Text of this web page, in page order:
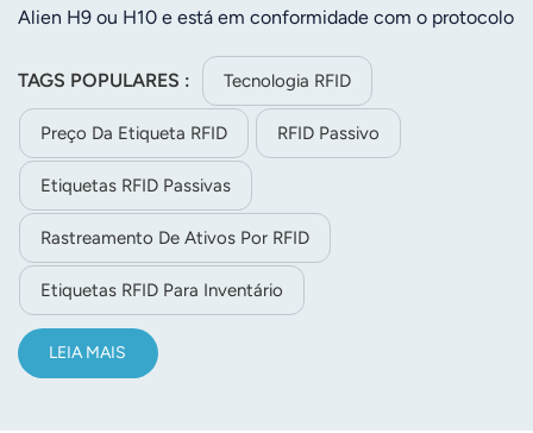
Alien H9 ou H10 e está em conformidade com o protocolo
960MHz. Fabricado em PET/papel revestido, possui
memória EPC de 512 bits e memória de usuário de 96 bits,
suportando 100.000 regravações e mais de 10 anos de
armazenamento de dados. Com instalação adesiva, é ideal
para cadeia de suprimentos, vestuário, logística e gestão
de ativos.
TAGS POPULARES : Tecnologia RFID
Preço Da Etiqueta RFID RFID Passivo
Etiquetas RFID Passivas
Rastreamento De Ativos Por RFID
Etiquetas RFID Para Inventário
LEIA MAIS